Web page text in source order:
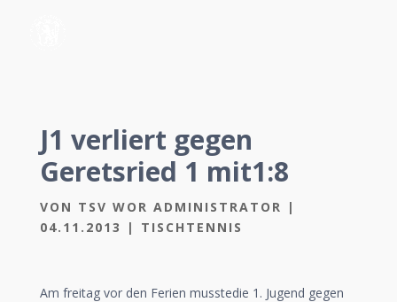
J1 verliert gegen
Geretsried 1 mit1:8
VON TSV WOR ADMINISTRATOR |
04.11.2013
| TISCHTENNIS
Am freitag vor den Ferien musstedie 1. Jugend gegen